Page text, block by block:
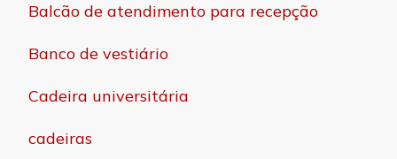
Balcão de atendimento para recepção
Banco de vestiário
Cadeira universitária
cadeiras